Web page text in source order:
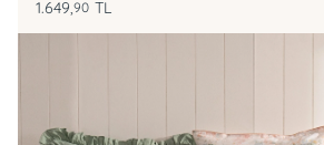
1.649,90 TL